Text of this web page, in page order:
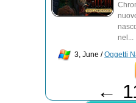
nel...
3, June /Oggetti
←